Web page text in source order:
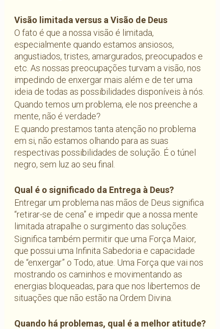
Visão limitada versus a Visão de Deus
O fato é que a nossa visão é limitada,
especialmente quando estamos ansiosos,
angustiados, tristes, amargurados, preocupados e
etc. As nossas preocupações turvam a visão, nos
impedindo de enxergar mais além e de ter uma
ideia de todas as possibilidades disponíveis à nós.
Quando temos um problema, ele nos preenche a
mente, não é verdade?
E quando prestamos tanta atenção no problema
em si, não estamos olhando para as suas
respectivas possibilidades de solução. É o túnel
negro, sem luz ao seu final.
Qual é o significado da Entrega à Deus?
Entregar um problema nas mãos de Deus significa
“retirar-se de cena” e impedir que a nossa mente
limitada atrapalhe o surgimento das soluções.
Significa também permitir que uma Força Maior,
que possui uma Infinita Sabedoria e capacidade
de “enxergar” o Todo, atue. Uma Força que vai nos
mostrando os caminhos e movimentando as
energias bloqueadas, para que nos libertemos de
situações que não estão na Ordem Divina.
Quando há problemas, qual é a melhor atitude?